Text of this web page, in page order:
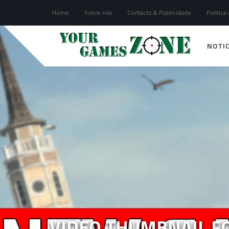
Home Sobre nós Contacto & Publicidade Politica